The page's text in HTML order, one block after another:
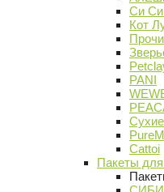
Си Си
Кот
PANI
Cattoi
Пакеты